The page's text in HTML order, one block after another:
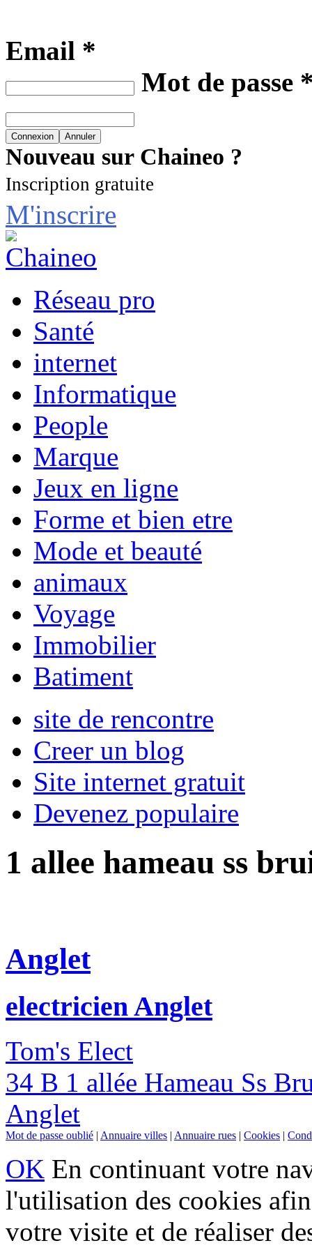
Email *
Mot de passe
Nouveau sur Chaineo ?
Inscription gratuite
M'inscrire
Réseau pro
Santé
internet
Informatique
People
Marque
Jeux en ligne
Forme et bien etre
Mode et beauté
animaux
Voyage
Immobilier
Batiment
site de rencontre
Creer un blog
Site internet gratuit
Devenez populaire
1 allee hameau ss
Anglet
electricien Anglet
Tom's Elect
34 B 1 allée Hameau Ss
Anglet
Mot de passe oublié | Annuaire villes | Annuaire rues | Cookies |
OK En continuant votre
l'utilisation des cookies
votre visite et de réaliser